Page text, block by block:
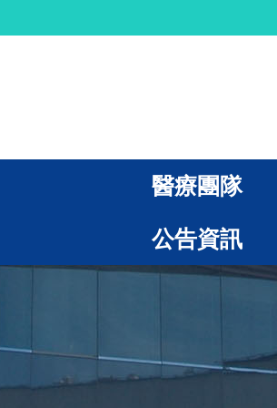
醫療團隊
公告資訊